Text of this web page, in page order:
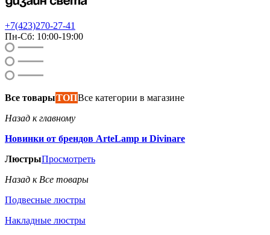
+7(423)270-27-41
Пн-Сб: 10:00-19:00
Все товарыТОПВсе категории в магазине
Назад к главному
Новинки от брендов ArteLamp и Divinare
ЛюстрыПросмотреть
Назад к Все товары
Подвесные люстры
Накладные люстры